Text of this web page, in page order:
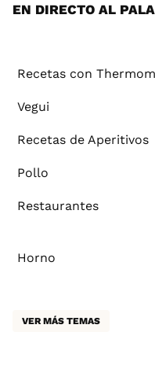
EN DIRECTO AL
Recetas con
Vegui
Recetas de Aperitivos
Pollo
Restaurantes
Horno
VER MÁS TEMAS